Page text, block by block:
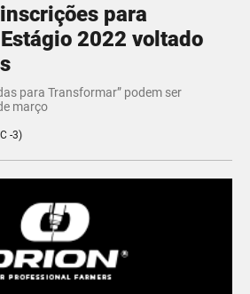
para
2022 voltado
para Transformar” podem ser
março
-3)